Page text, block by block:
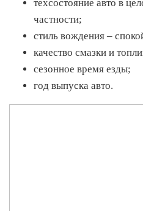
техсостояние авто в
частности;
стиль вождения –
качество смазки и
сезонное время езды;
год выпуска авто.